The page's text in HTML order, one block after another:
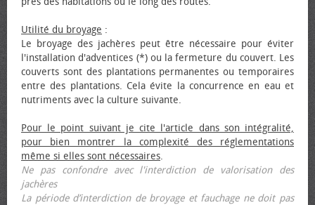
Utilité du broyage :
Le broyage des jachères peut être nécessaire pour éviter
l'installation d'adventices (*) ou la fermeture du couvert. Les
couverts sont des plantations permanentes ou temporaires
entre des plantations. Cela évite la concurrence en eau et
nutriments avec la culture suivante.
Pour le point suivant je cite l'article dans son intégralité,
pour bien montrer la complexité des réglementations
même si elles sont nécessaires.
Ne pas confondre avec l'interdiction de valorisation des
jachères
La période d’interdiction de broyage et fauchage ne doit pas